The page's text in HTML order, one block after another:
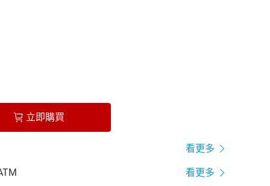
立即購買
看更多
看更多